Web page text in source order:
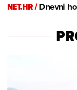
NET.HR /Dnevni